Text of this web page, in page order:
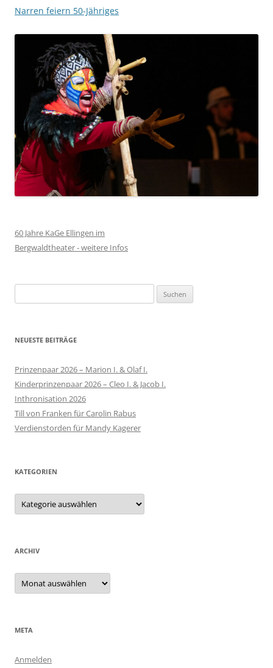
Narren feiern 50-Jähriges
60 Jahre KaGe Ellingen im
Bergwaldtheater - weitere Infos
nach:
NEUESTE BEITRÄGE
Prinzenpaar 2026 – Marion I. & Olaf I.
Kinderprinzenpaar 2026 – Cleo I. & Jacob I.
Inthronisation 2026
Till von Franken für Carolin Rabus
Verdienstorden für Mandy Kagerer
KATEGORIEN
Kategorien
ARCHIV
Archiv
META
Anmelden